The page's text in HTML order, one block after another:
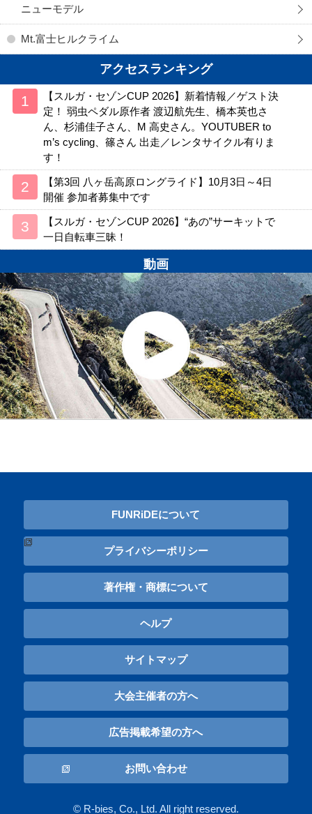
ニューモデル
Mt.富士ヒルクライム
アクセスランキング
【スルガ・セゾンCUP 2026】新着情報／ゲスト決
定！ 弱虫ペダル原作者 渡辺航先生、橋本英也さ
ん、杉浦佳子さん、M 高史さん。YOUTUBER to
m’s cycling、篠さん 出走／レンタサイクル有りま
す！
【第3回 八ヶ岳高原ロングライド】10月3日～4日
開催 参加者募集中です
【スルガ・セゾンCUP 2026】“あの”サーキットで
一日自転車三昧！
動画
FUNRiDEについて
プライバシーポリシー
著作権・商標について
ヘルプ
サイトマップ
大会主催者の方へ
広告掲載希望の方へ
お問い合わせ
© R-bies, Co., Ltd. All right reserved.